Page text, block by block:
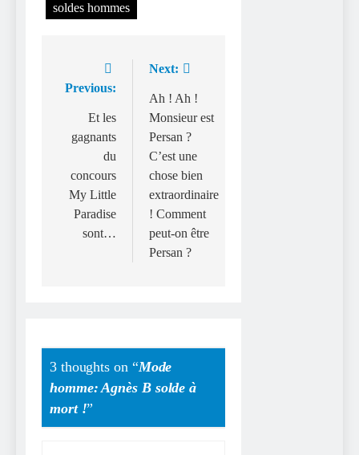
soldes hommes
Navigation
l’article
Previous:
Et les
gagnants
du
concours
My Little
Paradise
sont…
Next:
Ah ! Ah !
Monsieur est
Persan ?
C’est une
chose bien
extraordinaire
! Comment
peut-on être
Persan ?
3 thoughts on “Mode
homme: Agnès B solde à
mort !”